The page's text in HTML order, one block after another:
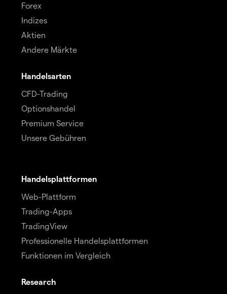
Forex
Indizes
Aktien
Andere Märkte
Handelsarten
CFD-Trading
Optionshandel
Premium Service
Unsere Gebühren
Handelsplattformen
Web-Plattform
Trading-Apps
TradingView
Professionelle Handelsplattformen
Funktionen im Vergleich
Research